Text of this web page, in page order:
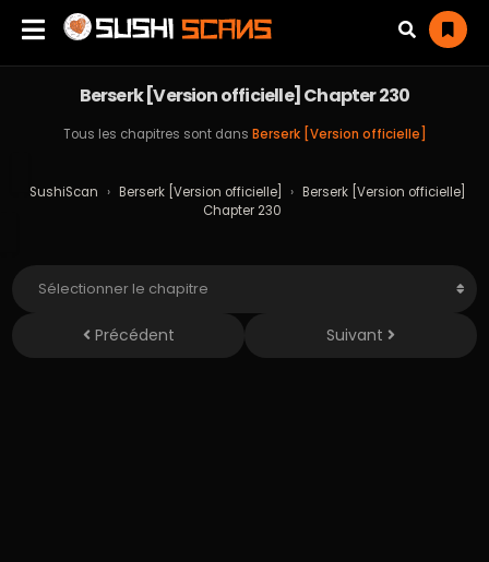
Berserk [Version officielle] Chapter 230
Tous les chapitres sont dans Berserk [Version officielle]
SushiScan › Berserk [Version officielle] › Berserk [Version officielle]
Chapter 230
Précédent Suivant